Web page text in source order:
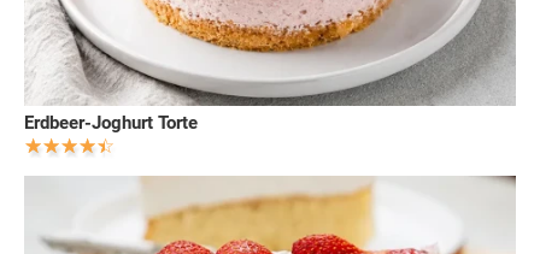
Erdbeer-Joghurt Torte